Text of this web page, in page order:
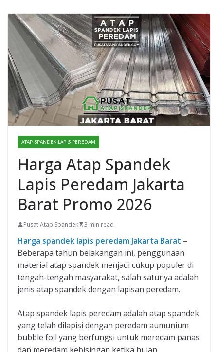
ATAP SPANDEK LAPIS PEREDAM
Harga Atap Spandek
Lapis Peredam Jakarta
Barat Promo 2026
Pusat Atap Spandek 3 min read
Harga spandek lapis peredam Jakarta Barat –
Beberapa tahun belakangan ini, penggunaan
material atap spandek menjadi cukup populer di
tengah-tengah masyarakat, salah satunya adalah
jenis atap spandek dengan lapisan peredam.
Atap spandek lapis peredam adalah atap spandek
yang telah dilapisi dengan peredam aumunium
bubble foil yang berfungsi untuk meredam panas
dan meredam kebisingan ketika hujan.